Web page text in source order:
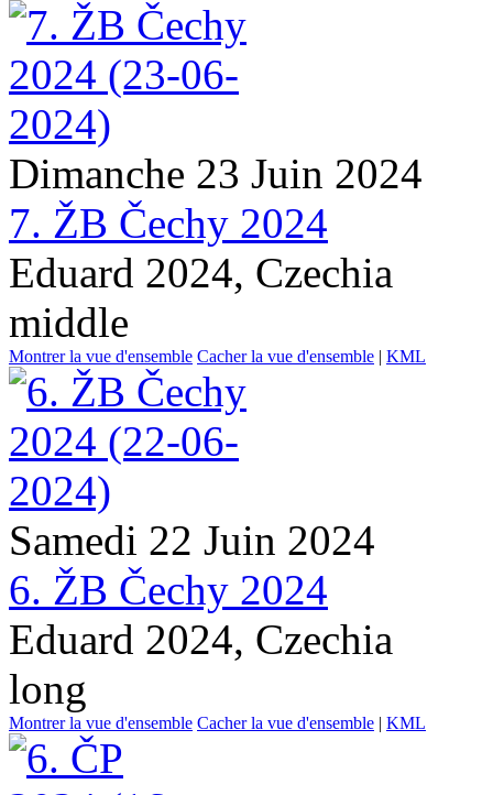
Dimanche 23 Juin 2024
7. ŽB Čechy 2024
Eduard 2024, Czechia
middle
Montrer la vue d'ensemble Cacher la vue d'ensemble | KML
Samedi 22 Juin 2024
6. ŽB Čechy 2024
Eduard 2024, Czechia
long
Montrer la vue d'ensemble Cacher la vue d'ensemble | KML